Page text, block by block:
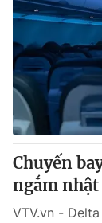
Chuyến
ngắm
VTV.vn -